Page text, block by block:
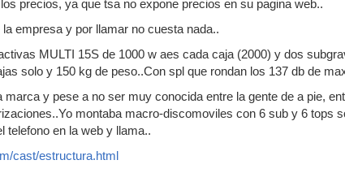
precios, ya que tsa no expone precios en su pagina web..
empresa y por llamar no cuesta nada..
MULTI 15S de 1000 w aes cada caja (2000) y dos
solo y 150 kg de peso..Con spl que rondan los 137 db de
marca y pese a no ser muy conocida entre la gente de a pie,
montaba macro-discomoviles con 6 sub y 6 tops
telefono en la web y llama..
cast/estructura.html